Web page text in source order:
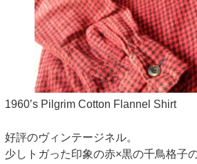
1960’s Pilgrim Cotton Flannel Shirt
好評のヴィンテージネル。
少しトガった印象の赤×黒の千鳥格子